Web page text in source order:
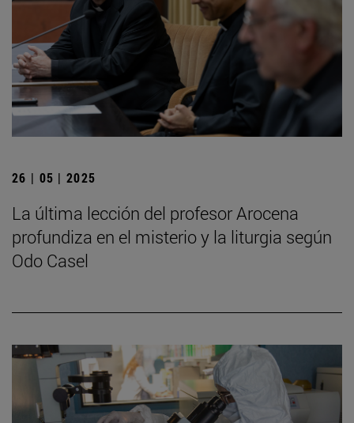
26 | 05 | 2025
La última lección del profesor Arocena
profundiza en el misterio y la liturgia según
Odo Casel